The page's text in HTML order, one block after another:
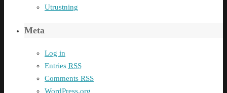
Utrustning
Meta
Log in
Entries RSS
Comments RSS
WordPress.org